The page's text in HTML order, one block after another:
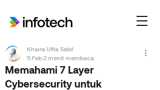
Memahami 7 Layer
Cybersecurity untuk
Khaira Ulfia Sabil
5 Feb 2 menit membaca